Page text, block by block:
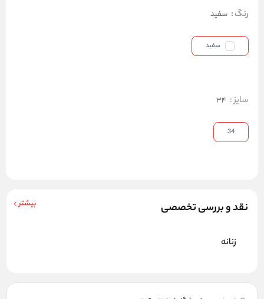
نقد و بررسی تخصصی بیشتر
زنانه
رنگ: سفید
سفید
سایز:
34
34